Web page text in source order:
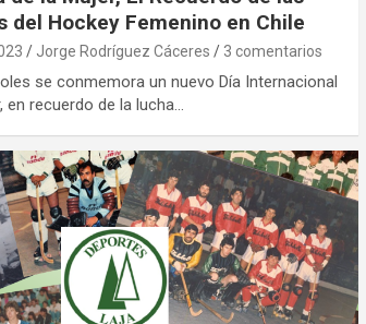
del Hockey Femenino en Chile
Jorge Rodríguez Cáceres 3 comentarios
se conmemora un nuevo Día Internacional
en recuerdo de la lucha…